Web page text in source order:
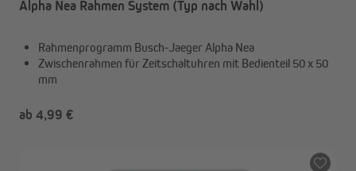
Alpha Nea Rahmen System (Typ nach Wahl)
Rahmenprogramm Busch-Jaeger Alpha Nea
Zwischenrahmen für Zeitschaltuhren mit Bedienteil 50 x 50
mm
ab 4,99 €